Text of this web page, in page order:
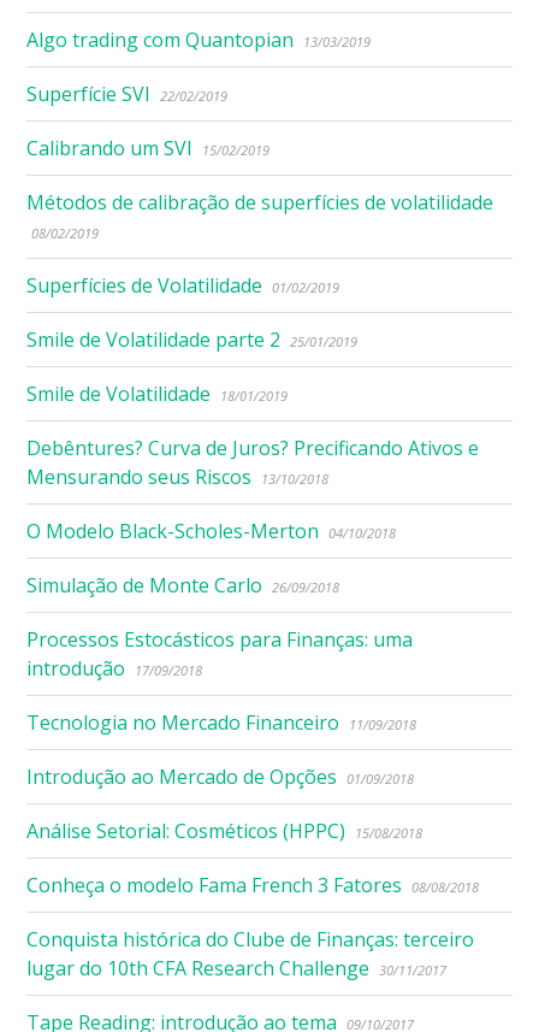
Algo trading com Quantopian 13/03/2019
Superfície SVI 22/02/2019
Calibrando um SVI 15/02/2019
Métodos de calibração de superfícies de volatilidade
08/02/2019
Superfícies de Volatilidade 01/02/2019
Smile de Volatilidade parte 2 25/01/2019
Smile de Volatilidade 18/01/2019
Debêntures? Curva de Juros? Precificando Ativos e
Mensurando seus Riscos
13/10/2018
O Modelo Black-Scholes-Merton 04/10/2018
Simulação de Monte Carlo 26/09/2018
Processos Estocásticos para Finanças: uma
introdução
17/09/2018
Tecnologia no Mercado Financeiro 11/09/2018
Introdução ao Mercado de Opções 01/09/2018
Análise Setorial: Cosméticos (HPPC) 15/08/2018
Conheça o modelo Fama French 3 Fatores 08/08/2018
Conquista histórica do Clube de Finanças: terceiro
lugar do 10th CFA Research Challenge
30/11/2017
Tape Reading: introdução ao tema 09/10/2017